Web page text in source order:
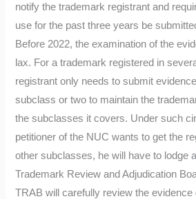
notify the trademark registrant and
use for the past three years be
Before 2022, the examination of the
lax. For a trademark registered in
registrant only needs to submit
subclass or two to maintain the
the subclasses it covers. Under such
petitioner of the NUC wants to get the
other subclasses, he will have to lodge
Trademark Review and Adjudication
TRAB will carefully review the